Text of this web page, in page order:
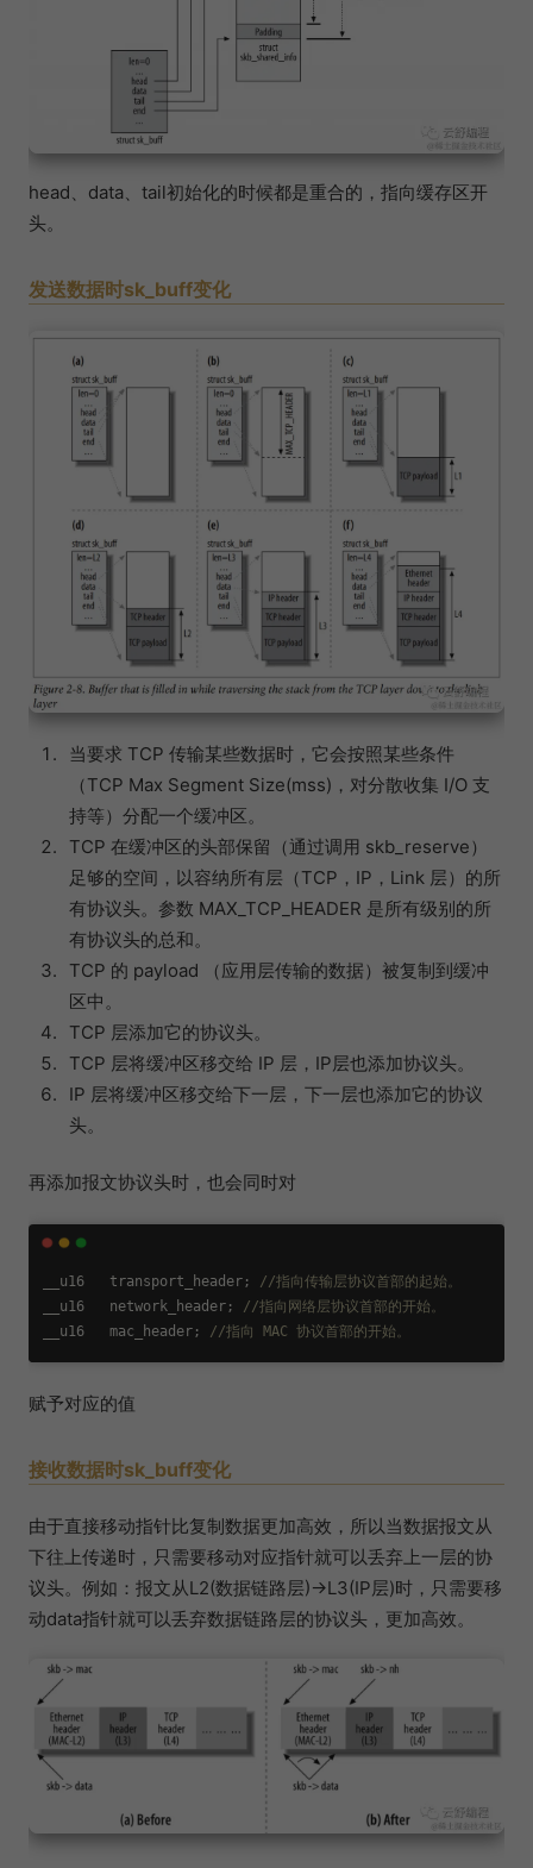
head、data、tail初始化的时候都是重合的，指向缓存区开
头。
发送数据时sk_buff变化
当要求 TCP 传输某些数据时，它会按照某些条件
（TCP Max Segment Size(mss)，对分散收集 I/O 支
持等）分配一个缓冲区。
TCP 在缓冲区的头部保留（通过调用 skb_reserve）
足够的空间，以容纳所有层（TCP，IP，Link 层）的所
有协议头。参数 MAX_TCP_HEADER 是所有级别的所
有协议头的总和。
TCP 的 payload （应用层传输的数据）被复制到缓冲
区中。
TCP 层添加它的协议头。
TCP 层将缓冲区移交给 IP 层，IP层也添加协议头。
IP 层将缓冲区移交给下一层，下一层也添加它的协议
头。
再添加报文协议头时，也会同时对
__u16   transport_header; //指向传输层协议首部的起始。
__u16   network_header; //指向网络层协议首部的开始。
__u16   mac_header; //指向 MAC 协议首部的开始。
赋予对应的值
接收数据时sk_buff变化
由于直接移动指针比复制数据更加高效，所以当数据报文从
下往上传递时，只需要移动对应指针就可以丢弃上一层的协
议头。例如：报文从L2(数据链路层)->L3(IP层)时，只需要移
动data指针就可以丢弃数据链路层的协议头，更加高效。